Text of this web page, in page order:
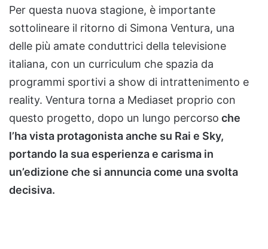
Per questa nuova stagione, è importante
sottolineare il ritorno di Simona Ventura, una
delle più amate conduttrici della televisione
italiana, con un curriculum che spazia da
programmi sportivi a show di intrattenimento e
reality. Ventura torna a Mediaset proprio con
questo progetto, dopo un lungo percorso che
l’ha vista protagonista anche su Rai e Sky,
portando la sua esperienza e carisma in
un’edizione che si annuncia come una svolta
decisiva.